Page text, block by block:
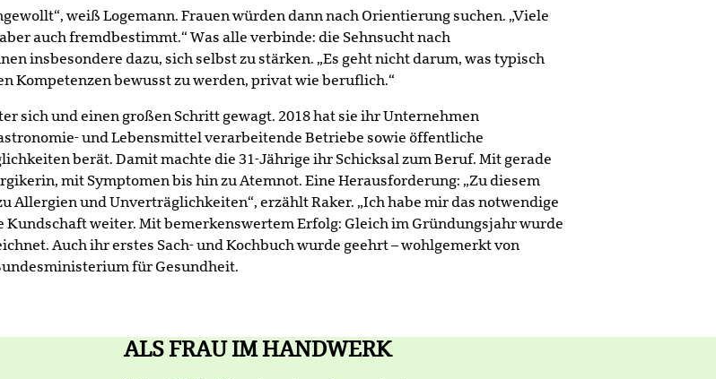
weiß Logemann. Frauen würden dann nach Orientierung suchen. „Viele
auch fremdbestimmt.“ Was alle verbinde: die Sehnsucht nach
insbesondere dazu, sich selbst zu stärken. „Es geht nicht darum, was typisch
Kompetenzen bewusst zu werden, privat wie beruflich.“
sich und einen großen Schritt gewagt. 2018 hat sie ihr Unternehmen
und Lebensmittel verarbeitende Betriebe sowie öffentliche
berät. Damit machte die 31-Jährige ihr Schicksal zum Beruf. Mit gerade
mit Symptomen bis hin zu Atemnot. Eine Herausforderung: „Zu diesem
Allergien und Unverträglichkeiten“, erzählt Raker. „Ich habe mir das notwendige
Kundschaft weiter. Mit bemerkenswertem Erfolg: Gleich im Gründungsjahr wurde
Auch ihr erstes Sach- und Kochbuch wurde geehrt – wohlgemerkt von
für Gesundheit.
ALS FRAU IM HANDWERK